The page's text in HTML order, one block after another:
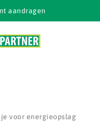
aandragen
voor energieopslag